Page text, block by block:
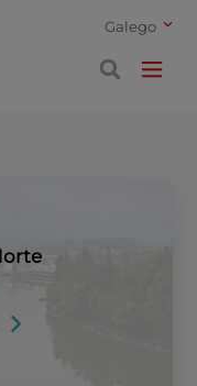
Galego